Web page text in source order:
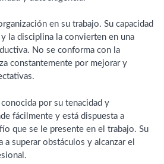
en su trabajo. Su capacidad
la disciplina la convierten en una
No se conforma con la
constantemente por mejorar y
por su tenacidad y
fácilmente y está dispuesta a
que se le presente en el trabajo. Su
superar obstáculos y alcanzar el